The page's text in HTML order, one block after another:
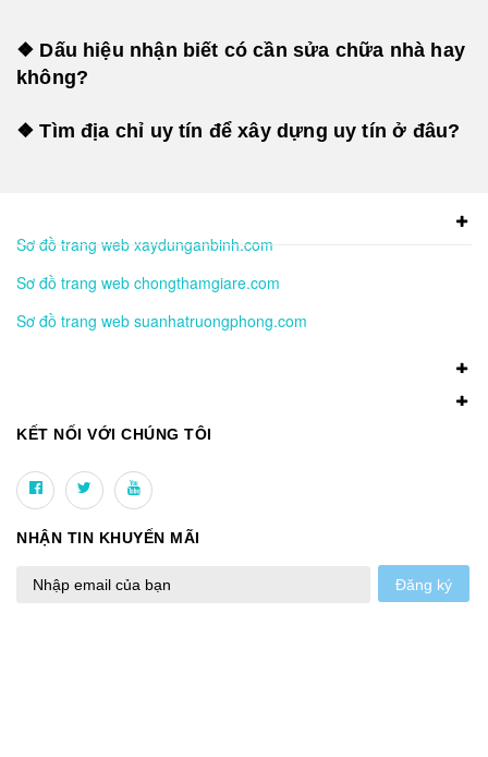
❖ Dấu hiệu nhận biết có cần sửa chữa nhà hay
không?
❖ Tìm địa chỉ uy tín để xây dựng uy tín ở đâu?
Sơ đồ trang web xaydunganbinh.com
Sơ đồ trang web chongthamgiare.com
Sơ đồ trang web suanhatruongphong.com
KẾT NỐI VỚI CHÚNG TÔI
NHẬN TIN KHUYẾN MÃI
Đăng ký